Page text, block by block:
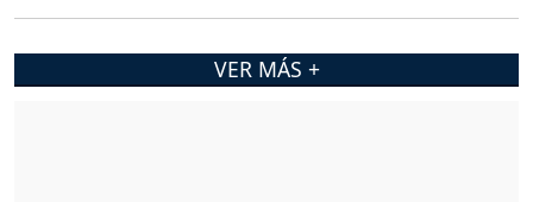
VER MÁS +